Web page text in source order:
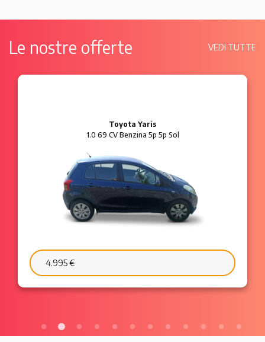
Le nostre offerte VEDI TUTTE
Ford Ka
1.2 8V 69 CV Benzina 3p Plus
6.595 €